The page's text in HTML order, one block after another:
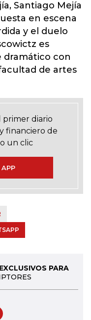
Santiago Mejía
en escena
y el duelo
es
dramático con
de artes
primer diario
financiero de
un clic
APP
PARA